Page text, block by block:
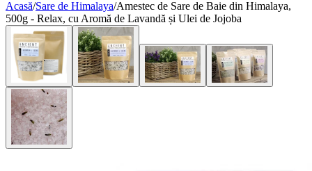
Acasă/Sare de Himalaya/Amestec de Sare de Baie din Himalaya,
500g - Relax, cu Aromă de Lavandă și Ulei de Jojoba